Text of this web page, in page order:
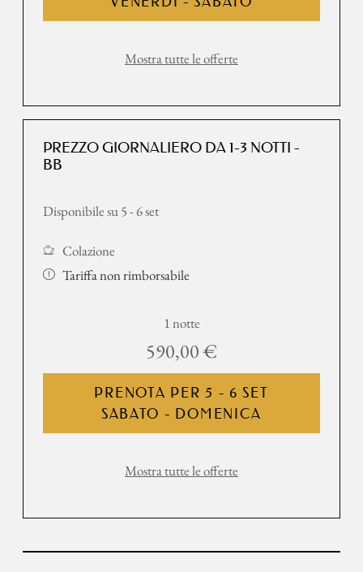
Mostra tutte le offerte
PREZZO GIORNALIERO DA 1-3 NOTTI -
BB
Disponibile su 5 - 6 set
Colazione
Tariffa non rimborsabile
1 notte
590,00 €
PRENOTA PER 5 - 6 SET
SABATO - DOMENICA
Mostra tutte le offerte